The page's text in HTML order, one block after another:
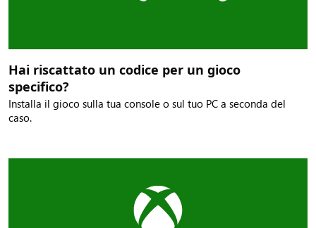
Hai riscattato un codice per un gioco
specifico?
Installa il gioco sulla tua console o sul tuo PC a seconda del
caso.